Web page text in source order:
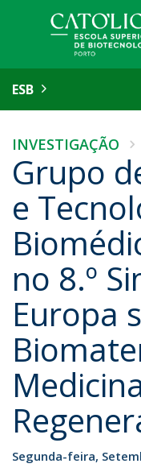
ESB
INVESTIGAÇÃO
Grupo
e
no 8.º
Europa
Segunda-feira,